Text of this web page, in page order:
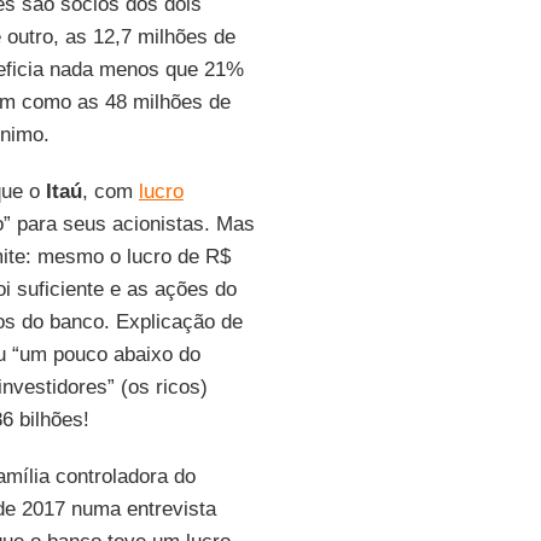
as 12,7 milhões de
nada menos que 21%
como as 48 milhões de
o Itaú, com lucro
para seus acionistas. Mas
mesmo o lucro de R$
suficiente e as ações do
do banco. Explicação de
“um pouco abaixo do
(os ricos)
bilhões!
controladora do
2017 numa entrevista